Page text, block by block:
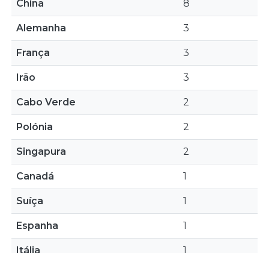
China 8
Alemanha 3
França 3
Irão 3
Cabo Verde 2
Polónia 2
Singapura 2
Canadá 1
Suíça 1
Espanha 1
Itália 1